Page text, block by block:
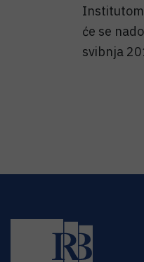
Institutom
će se
svibnja